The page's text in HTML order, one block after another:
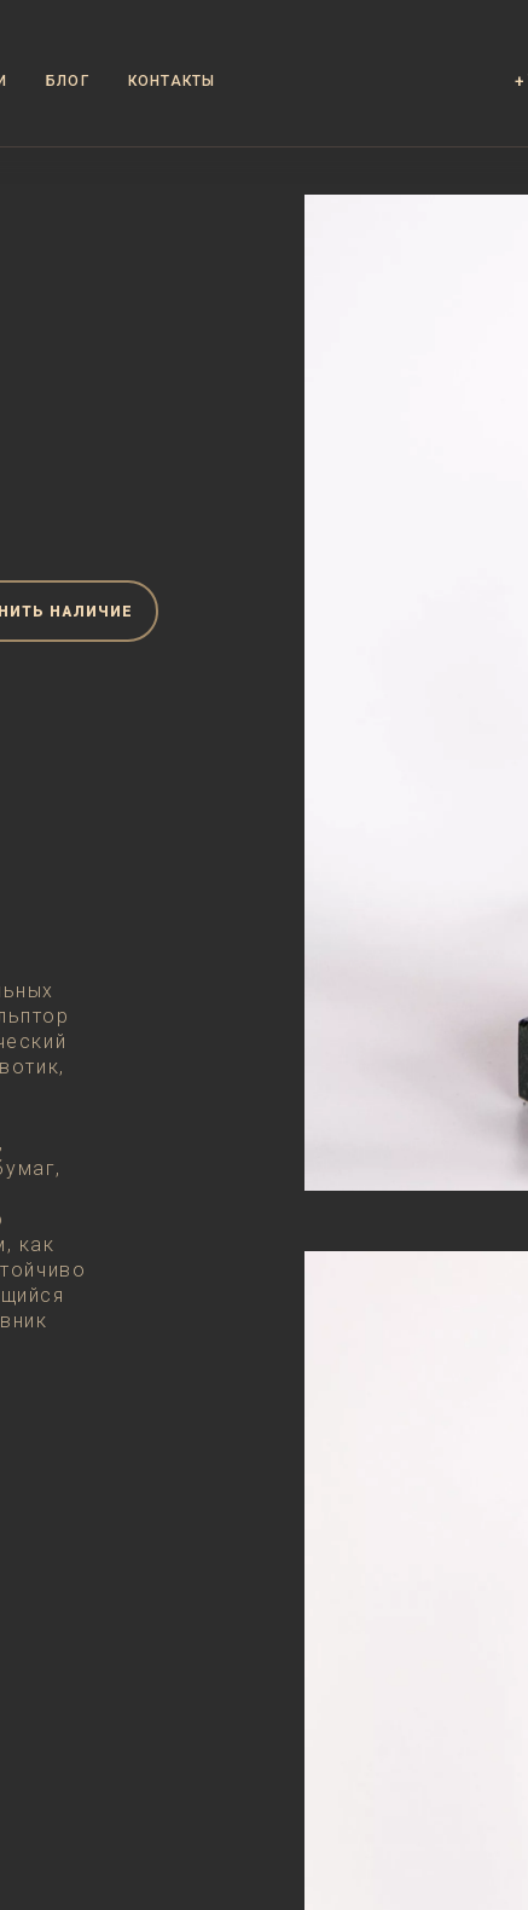
БЛОГ КОНТАКТЫ
НАЛИЧИЕ
как